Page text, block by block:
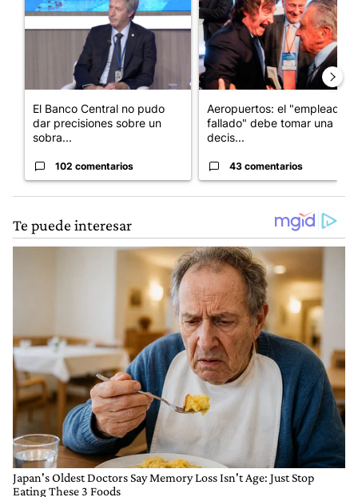
El Banco Central no pudo
dar precisiones sobre un
sobra...
102 comentarios
Aeropuertos: el "empleado
fallado" debe tomar una
decis...
43 comentarios